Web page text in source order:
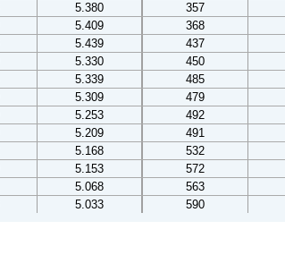
5.380 357
5.409 368
5.439 437
5.330 450
5.339 485
5.309 479
5.253 492
5.209 491
5.168 532
5.153 572
5.068 563
5.033 590